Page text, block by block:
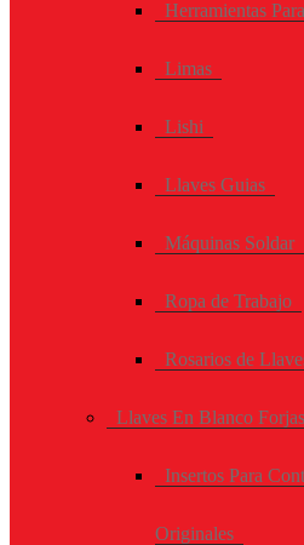
Herramientas
Limas
Lishi
Llaves Guias
Máquinas Soldar
Ropa de Trabajo
Rosarios de
Llaves En Blanco Forjas
Insertos Para
Originales